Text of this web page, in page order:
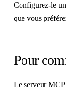
Configurez-le
que vous
Pour
Le serveur